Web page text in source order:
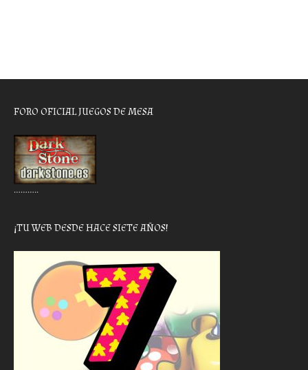
FORO OFICIAL JUEGOS DE MESA
………..
¡TU WEB DESDE HACE SIETE AÑOS!